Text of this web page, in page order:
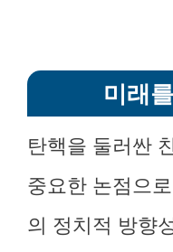
미래
탄핵을 둘러싼
중요한 논점으
의 정치적 방향